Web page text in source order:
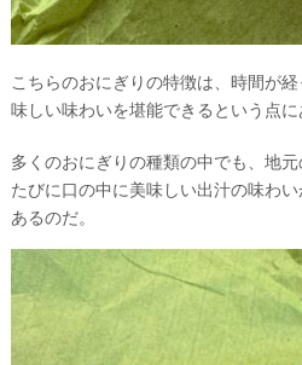
こちらのおにぎりの特徴は、時間が
味しい味わいを堪能できるという点
多くのおにぎりの種類の中でも、地
たびに口の中に美味しい出汁の味わ
あるのだ。